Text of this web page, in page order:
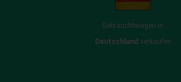
Gebrauchtwagen in
Deutschland verkaufen